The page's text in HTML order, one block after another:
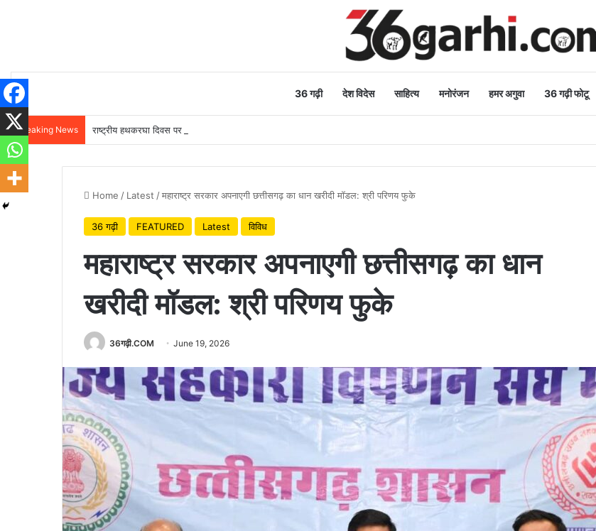
36 गढ़ी देश विदेस साहित्य मनोरंजन हमर अगुवा 36 गढ़ी फोटू
Breaking News राष्ट्रीय हथकरघा दिवस पर वित्त मंत्री ओपी चौधरी ने बुनकरों को दी शुभकामनाएं
Home / Latest /महाराष्ट्र सरकार अपनाएगी छत्तीसगढ़ का धान खरीदी मॉडल: श्री परिणय फुके
36 गढ़ी FEATURED Latest विविध
महाराष्ट्र सरकार अपनाएगी छत्तीसगढ़ का धान
खरीदी मॉडल: श्री परिणय फुके
36गढ़ी.COM June 19, 2026